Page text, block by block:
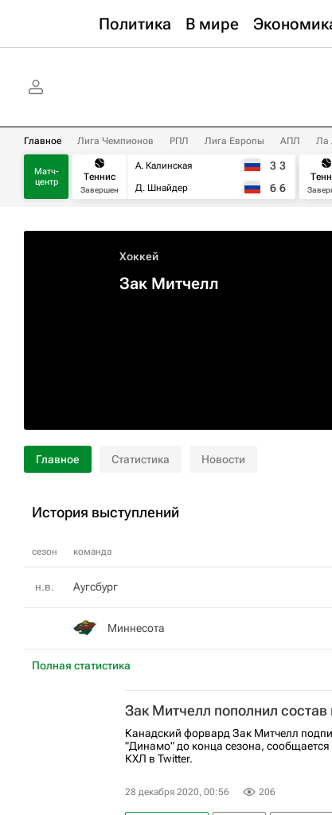
Политика В мире
Главное Лига Чемпионов РПЛ Лига Европы АПЛ Ла
Матч-
центр
Теннис
Завершен
А. Калинская
Д. Шнайдер
3 3
6 6
Хоккей
Зак Митчелл
Главное Статистика Новости
История выступлений
сезон команда
Полная статистика
н.в. Аугсбург
Миннесота
Зак Митчелл пополнил
Канадский форвард Зак Митчелл
"Динамо" до конца сезона, сообщается
КХЛ в Twitter.
28 декабря 2020, 00:56 206